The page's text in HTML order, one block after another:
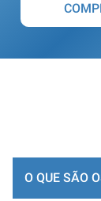
O QUE SÃO